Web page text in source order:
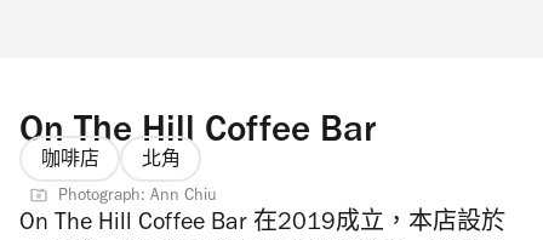
On The Hill Coffee Bar
咖啡店 北角
Photograph: Ann Chiu
On The Hill Coffee Bar 在2019成立，本店設於